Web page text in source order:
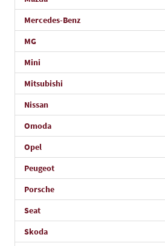
Mercedes-Benz
MG
Mini
Mitsubishi
Nissan
Omoda
Opel
Peugeot
Porsche
Seat
Skoda